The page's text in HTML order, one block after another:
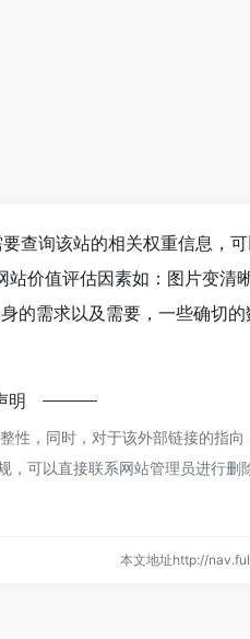
查询该站的相关权重信息，
价值评估因素如：图片变清
的需求以及需要，一些确切
明
性，同时，对于该外部链接的指向
可以直接联系网站管理员进行删
本文地址http://